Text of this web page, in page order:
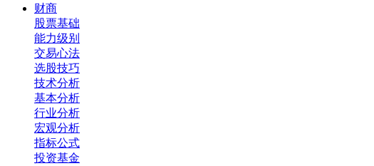
财商
股票基础
能力级别
交易心法
选股技巧
技术分析
基本分析
行业分析
宏观分析
指标公式
投资基金